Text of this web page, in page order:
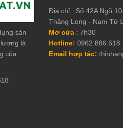
sản
là
của
Địa chỉ : Số 42A Ngõ
Thăng Long - Nam Từ
Mở cửa: 7h30
Hotline: 0962.886.618
Email hợp tác: